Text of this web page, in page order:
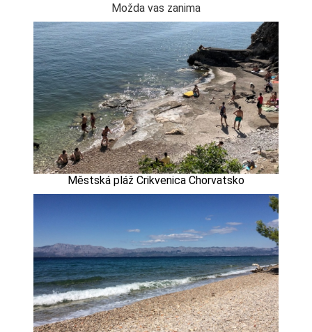
Možda vas zanima
Městská pláž Crikvenica Chorvatsko